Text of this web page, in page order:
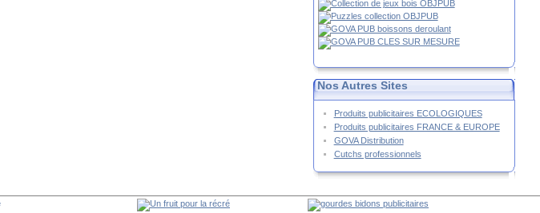
Nos Autres Sites
Produits publicitaires ECOLOGIQUES
Produits publicitaires FRANCE & EUROPE
GOVA Distribution
Cutchs professionnels